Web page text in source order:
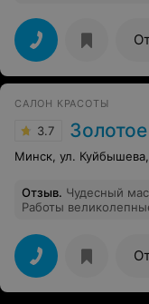
САЛОН КРАСОТЫ
3.7
Минск, ул.
Отзыв. Чудесный
Работы